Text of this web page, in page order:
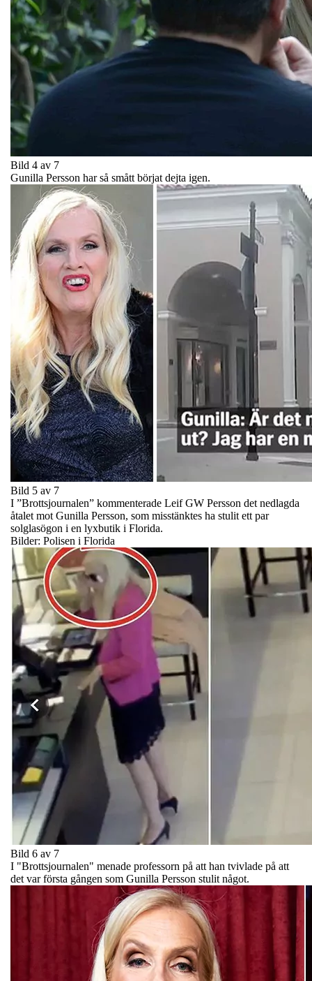
Bild 4 av 7
Gunilla Persson har så smått börjat dejta igen.
Bild 5 av 7
I ”Brottsjournalen” kommenterade Leif GW Persson det nedlagda
åtalet mot Gunilla Persson, som misstänktes ha stulit ett par
solglasögon i en lyxbutik i Florida.
Bilder: Polisen i Florida
Bild 6 av 7
I "Brottsjournalen" menade professorn på att han tvivlade på att
det var första gången som Gunilla Persson stulit något.